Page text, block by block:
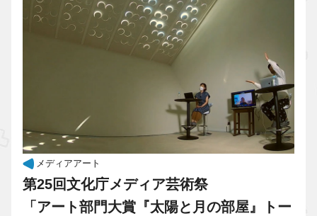
メディアアート
第25回文化庁メディア芸術祭
「アート部門大賞『太陽と月の部屋』トー